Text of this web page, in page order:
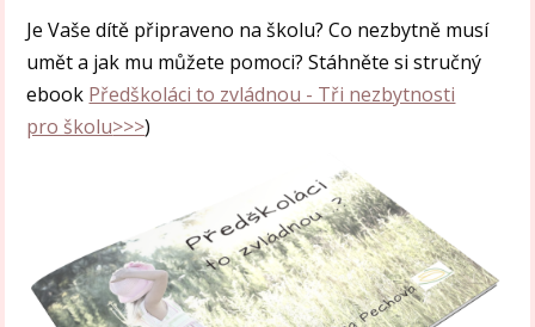
Je Vaše dítě připraveno na školu? Co nezbytně musí
umět a jak mu můžete pomoci? Stáhněte si stručný
ebook Předškoláci to zvládnou - Tři nezbytnosti
pro školu>>>)